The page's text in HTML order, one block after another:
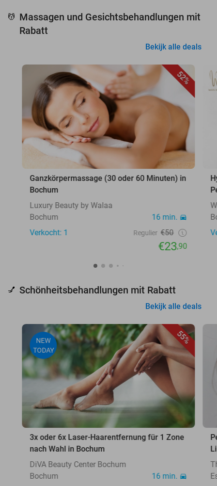
💆 Massagen und Gesichtsbehandlungen mit
Rabatt
Bekijk alle deals
52%
Ganzkörpermassage (30 oder 60 Minuten) in
Bochum
Luxury Beauty by Walaa
Bochum
16 min.
Verkocht: 1
Regulier €50
€23,90
💅 Schönheitsbehandlungen mit Rabatt
Bekijk alle deals
55%
NEW
TODAY
3x oder 6x Laser-Haarentfernung für 1 Zone
nach Wahl in Bochum
DiVA Beauty Center Bochum
Bochum
16 min.